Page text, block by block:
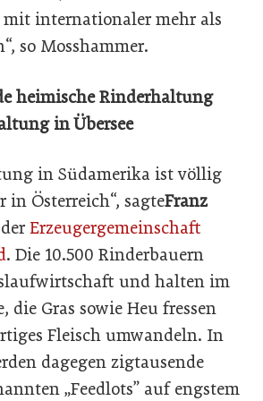
mit internationaler mehr als
so Mosshammer.
heimische Rinderhaltung
in Übersee
in Südamerika ist völlig
in Österreich“, sagteFranz
Erzeugergemeinschaft
. Die 10.500 Rinderbauern
und halten im
die Gras sowie Heu fressen
Fleisch umwandeln. In
dagegen zigtausende
„Feedlots” auf engstem